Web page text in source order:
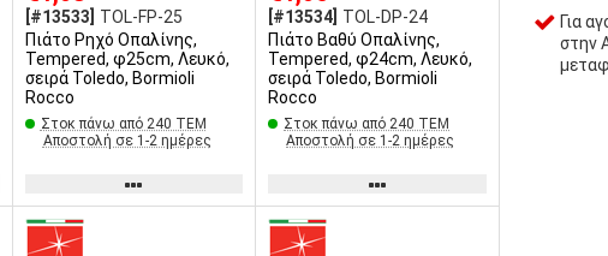
[#13533]
TOL-FP-25
Πιάτο Ρηχό Οπαλίνης,
Tempered, φ25cm, Λευκό,
σειρά Toledo, Bormioli
Rocco
Στοκ πάνω από 240 ΤΕΜ
Αποστολή σε 1-2 ημέρες
[#13534] TOL-DP-24
Πιάτο Βαθύ Οπαλίνης,
Tempered, φ24cm, Λευκό,
σειρά Toledo, Bormioli
Rocco
Στοκ πάνω από 240 ΤΕΜ
Αποστολή σε 1-2 ημέρες
Για
στην